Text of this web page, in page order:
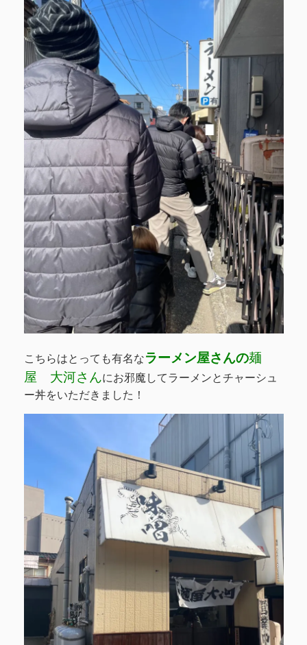
こちらはとっても有名なラーメン屋さんの麺
屋 大河さんにお邪魔してラーメンとチャーシュ
ー丼をいただきました！